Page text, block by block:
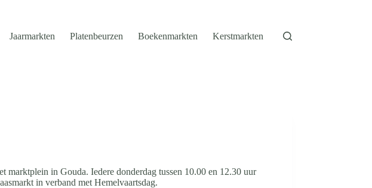
Jaarmarkten Platenbeurzen Boekenmarkten Kerstmarkten
marktplein in Gouda. Iedere donderdag tussen 10.00 en 12.30 uur
in verband met Hemelvaartsdag.